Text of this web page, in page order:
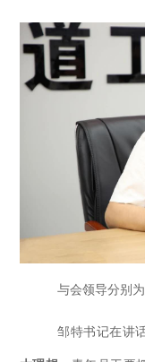
与会领导分别
邹特书记在讲